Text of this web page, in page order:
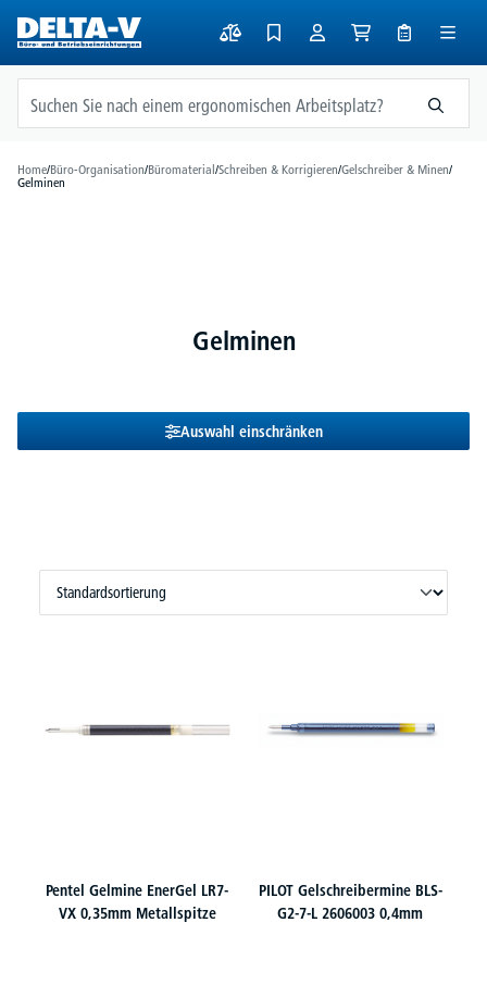
springen
Home/Büro-Organisation/Büromaterial/Schreiben & Korrigieren/Gelschreiber & Minen/
Gelminen
Gelminen
Auswahl einschränken
Pentel Gelmine EnerGel LR7-
VX 0,35mm Metallspitze
PILOT Gelschreibermine BLS-
G2-7-L 2606003 0,4mm